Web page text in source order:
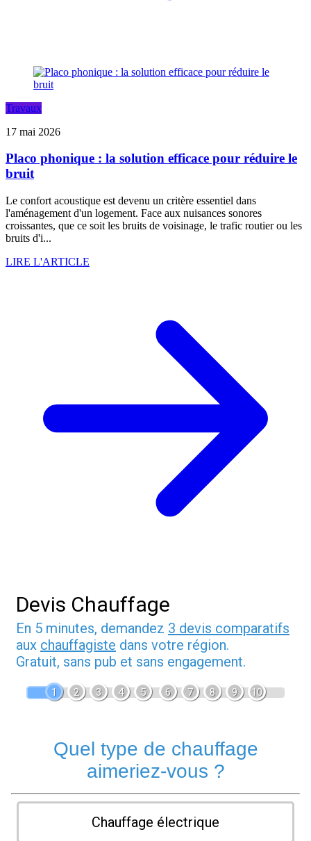
Travaux
17 mai 2026
Placo phonique : la solution efficace pour réduire le
bruit
Le confort acoustique est devenu un critère essentiel dans
l'aménagement d'un logement. Face aux nuisances sonores
croissantes, que ce soit les bruits de voisinage, le trafic routier ou les
bruits d'i...
LIRE L'ARTICLE
Devis Chauffage
En 5 minutes, demandez 3 devis comparatifs
aux chauffagiste dans votre région.
Gratuit, sans pub et sans engagement.
1 2 3 4 5 6 7 8 9 10
Quel type de chauffage
aimeriez-vous ?
Chauffage électrique